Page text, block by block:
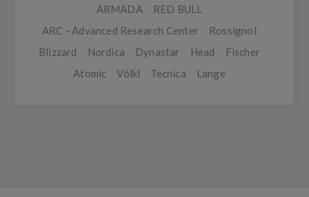
ARMADA
RED BULL
ARC - Advanced Research Center
Rossignol
Blizzard
Nordica Dynastar Head
Fischer
Atomic
Völkl Tecnica Lange